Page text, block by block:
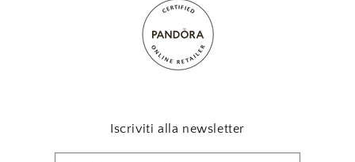
Iscriviti alla newsletter